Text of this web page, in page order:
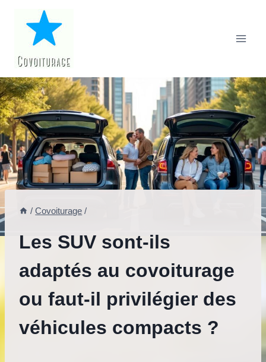
contenu
/ Covoiturage /
Les SUV sont-ils
adaptés au covoiturage
ou faut-il privilégier des
véhicules compacts ?